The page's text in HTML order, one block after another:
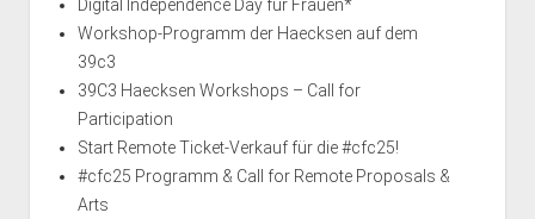
Digital Independence Day für Frauen*
Workshop-Programm der Haecksen auf dem
39c3
39C3 Haecksen Workshops – Call for
Participation
Start Remote Ticket-Verkauf für die #cfc25!
#cfc25 Programm & Call for Remote Proposals &
Arts